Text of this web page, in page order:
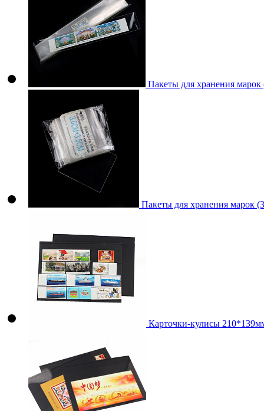
Пакеты для хранения
Пакеты для хранения марок
Карточки-кулисы